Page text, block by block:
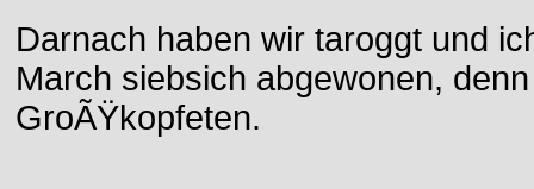
Darnach haben wir taroggt und
March siebsich abgewonen,
GroÃŸkopfeten.